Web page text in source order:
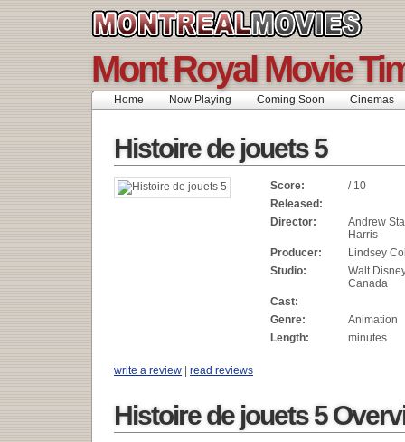
Mont Royal Movie
Home Now Playing Coming Soon Cinemas
Histoire de jouets 5
Score:
/ 10
Released:
Director:
Andrew
Harris
Producer:
Lindsey
Studio:
Walt
Canada
Cast:
Genre:
Animation
Length:
minutes
write a review | read reviews
Histoire de jouets 5